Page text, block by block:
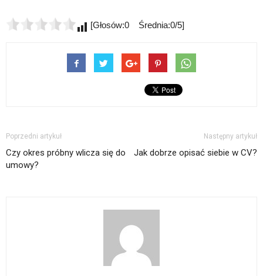
[Głosów:0 Średnia:0/5]
Poprzedni artykuł
Czy okres próbny wlicza się do
umowy?
Następny artykuł
Jak dobrze opisać siebie w CV?